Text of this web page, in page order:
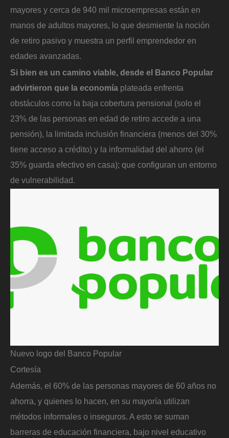
mayores y cerca de 940 mil microempresas están en
manos de adultos mayores, lo que desmiente la noción
de retiro pasivo y muestra un perfil emprendedor en
edades avanzadas.
Si bien es un camino viable, desde el Banco Popular
advirtieron que la economía plateada enfrenta
obstáculos como la baja cobertura pensional (solo el
23% de las personas en edad de retiro accede a una
pensión), la limitada inclusión financiera (menos del 30%
tiene acceso a crédito) y la informalidad del ahorro (el
35% guarda efectivo en casa); que configuran un entorno
de vulnerabilidad.
Nuevo logo del Banco Popular
Cortesía
Además, el 60% de las personas mayores de 60 años no
ahorra, y quienes lo hacen, en su mayoría utilizan
métodos informales o inseguros. A esto se suman
barreras de educación financiera, bajo nivel educativo